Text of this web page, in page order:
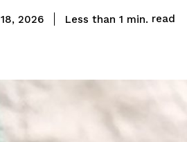
2026 Less than 1 min. read